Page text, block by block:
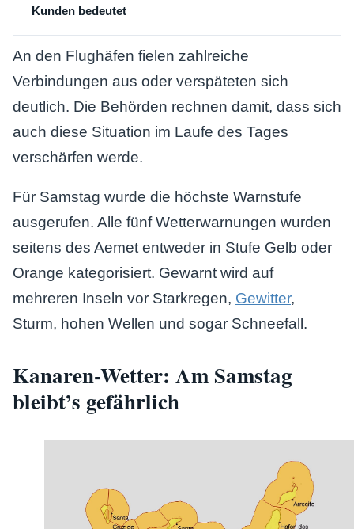
Kunden bedeutet
An den Flughäfen fielen zahlreiche
Verbindungen aus oder verspäteten sich
deutlich. Die Behörden rechnen damit, dass sich
auch diese Situation im Laufe des Tages
verschärfen werde.
Für Samstag wurde die höchste Warnstufe
ausgerufen. Alle fünf Wetterwarnungen wurden
seitens des Aemet entweder in Stufe Gelb oder
Orange kategorisiert. Gewarnt wird auf
mehreren Inseln vor Starkregen, Gewitter,
Sturm, hohen Wellen und sogar Schneefall.
Kanaren-Wetter: Am Samstag
bleibt’s gefährlich